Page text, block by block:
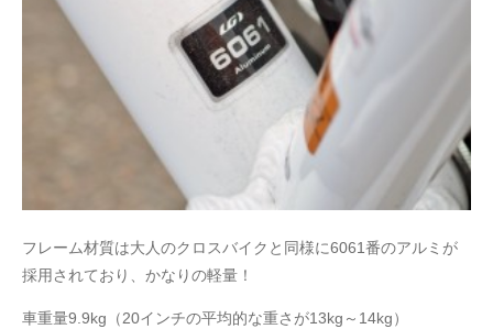
フレーム材質は大人のクロスバイクと同様に6061番のアルミが
採用されており、かなりの軽量！
車重量9.9kg（20インチの平均的な重さが13kg～14kg）